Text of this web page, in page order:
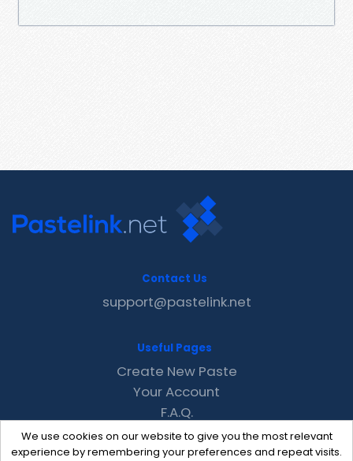
We use cookies on our website to give you the most relevant
experience by remembering your preferences and repeat visits.
Contact Us
support@pastelink.net
Useful Pages
Create New Paste
Your Account
F.A.Q.
Recent
Contact